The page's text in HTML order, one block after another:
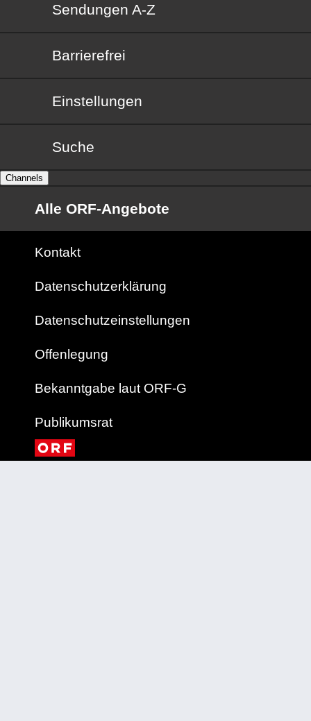
Sendungen von A bis Z
Sendungen A-Z
Barrierefrei
Barrierefrei
Einstellungen
Suche
Channels
Alle ORF-Angebote
Kontakt
Datenschutzerklärung
Datenschutzeinstellungen
Offenlegung
Bekanntgabe laut ORF-G
Publikumsrat